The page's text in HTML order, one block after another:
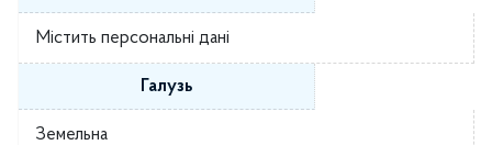
Містить персональні дані
Галузь
Земельна